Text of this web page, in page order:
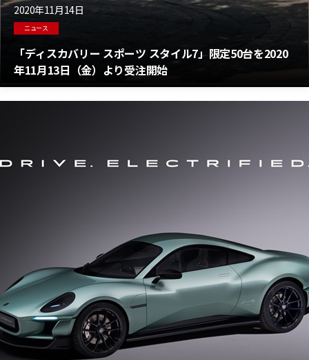
2020年11月14日
ニュース
「ディスカバリー スポーツ スタイル7」限定50台を2020
年11月13日（金）より受注開始